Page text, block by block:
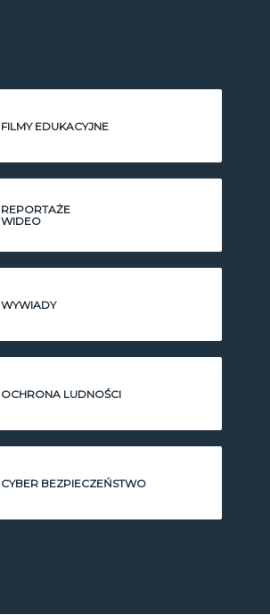
FILMY EDUKACYJNE
REPORTAŻE
WIDEO
WYWIADY
OCHRONA LUDNOŚCI
CYBER BEZPIECZEŃSTWO